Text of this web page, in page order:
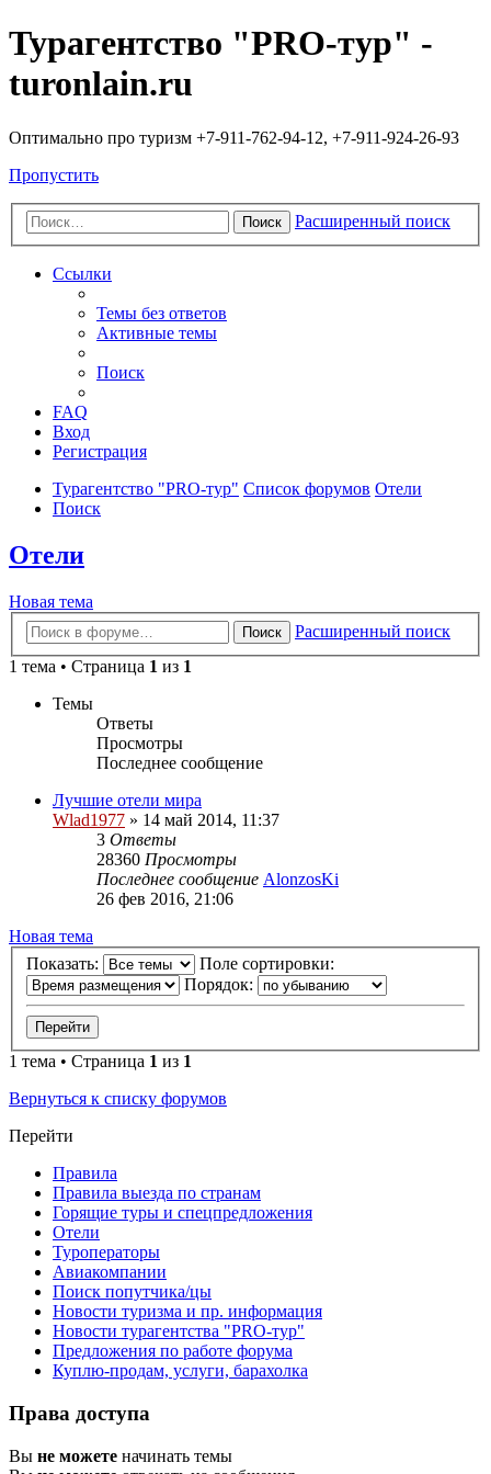
Турагентство "PRO-тур" -
turonlain.ru
Оптимально про туризм +7-911-762-94-12, +7-911-924-26-93
Пропустить
Поиск Расширенный поиск
Ссылки
Темы без ответов
Активные темы
Поиск
FAQ
Вход
Регистрация
Турагентство "PRO-тур" Список форумов Отели
Поиск
Отели
Новая тема
Поиск
Расширенный поиск
1 тема • Страница 1 из 1
Темы
Ответы
Просмотры
Последнее сообщение
Лучшие отели мира
Wlad1977 » 14 май 2014, 11:37
3 Ответы
28360 Просмотры
Последнее сообщение AlonzosKi
26 фев 2016, 21:06
Новая тема
Показать:
Поле сортировки:
Порядок:
1 тема • Страница 1 из 1
Вернуться к списку форумов
Перейти
Правила
Правила выезда по странам
Горящие туры и спецпредложения
Отели
Туроператоры
Авиакомпании
Поиск попутчика/цы
Новости туризма и пр. информация
Новости турагентства "PRO-тур"
Предложения по работе форума
Куплю-продам, услуги, барахолка
Права доступа
Вы не можете начинать темы